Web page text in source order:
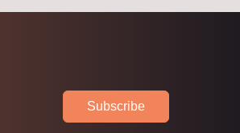
Subscribe